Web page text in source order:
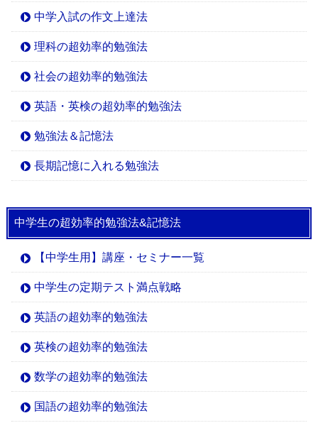
中学入試の作文上達法
理科の超効率的勉強法
社会の超効率的勉強法
英語・英検の超効率的勉強法
勉強法＆記憶法
長期記憶に入れる勉強法
中学生の超効率的勉強法&記憶法
【中学生用】講座・セミナー一覧
中学生の定期テスト満点戦略
英語の超効率的勉強法
英検の超効率的勉強法
数学の超効率的勉強法
国語の超効率的勉強法